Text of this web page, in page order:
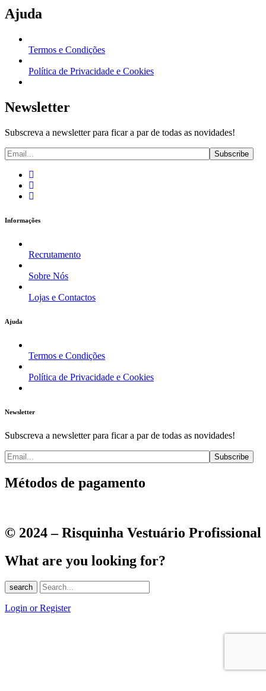
Ajuda
Termos e Condições
Política de Privacidade e Cookies
Newsletter
Subscreva a newsletter para ficar a par de todas as novidades!
Informações
Recrutamento
Sobre Nós
Lojas e Contactos
Ajuda
Termos e Condições
Política de Privacidade e Cookies
Newsletter
Subscreva a newsletter para ficar a par de todas as novidades!
Métodos de pagamento
© 2024 – Risquinha Vestuário Profissional
What are you looking for?
search
Login or Register